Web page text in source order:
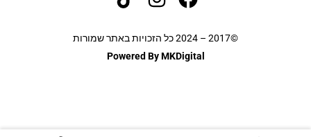
©2017 – 2024 כל הזכויות באתר שמורות
Powered By MKDigital